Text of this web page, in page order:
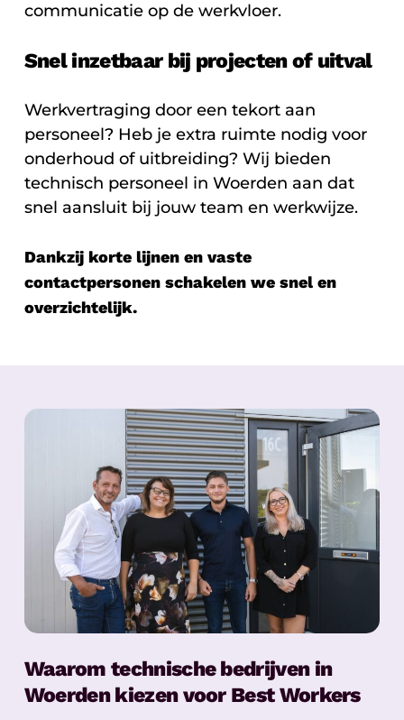
communicatie op de werkvloer.
Snel inzetbaar bij projecten of uitval
Werkvertraging door een tekort aan
personeel? Heb je extra ruimte nodig voor
onderhoud of uitbreiding? Wij bieden
technisch personeel in Woerden aan dat
snel aansluit bij jouw team en werkwijze.
Dankzij korte lijnen en vaste
contactpersonen schakelen we snel en
overzichtelijk.
Waarom technische bedrijven in
Woerden kiezen voor Best Workers